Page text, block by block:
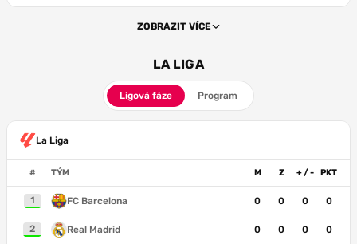
ZOBRAZIT VÍCE
LA LIGA
Ligová fáze Program
La Liga
# TÝM M Z + / - PKT
1 FC Barcelona 0 0 0 0
2 Real Madrid 0 0 0 0